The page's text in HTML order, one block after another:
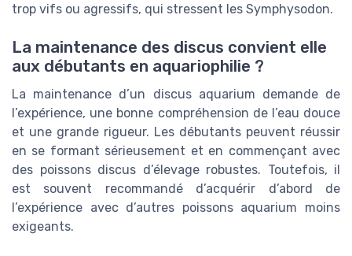
trop vifs ou agressifs, qui stressent les Symphysodon.
La maintenance des discus convient elle
aux débutants en aquariophilie ?
La maintenance d’un discus aquarium demande de
l’expérience, une bonne compréhension de l’eau douce
et une grande rigueur. Les débutants peuvent réussir
en se formant sérieusement et en commençant avec
des poissons discus d’élevage robustes. Toutefois, il
est souvent recommandé d’acquérir d’abord de
l’expérience avec d’autres poissons aquarium moins
exigeants.